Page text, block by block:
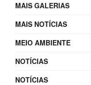
MAIS GALERIAS
MAIS NOTÍCIAS
MEIO AMBIENTE
NOTÍCIAS
NOTÍCIAS